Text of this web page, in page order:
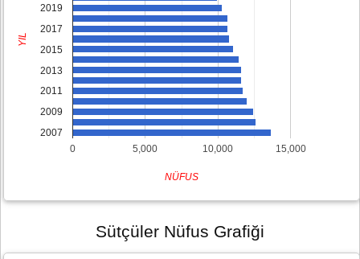
0 5,000 10,000 15,000
2019
2017
2015
2013
2011
2009
2007
NÜFUS
YIL
Sütçüler Nüfus Grafiği